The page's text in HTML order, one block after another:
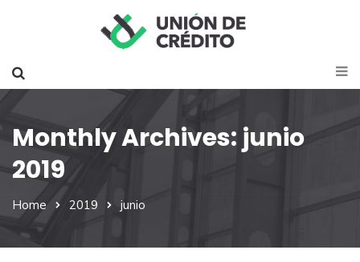
Monthly Archives: junio
2019
Home 2019 junio